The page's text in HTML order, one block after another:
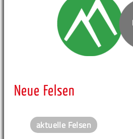
Neue Felsen
aktuelle Felsen